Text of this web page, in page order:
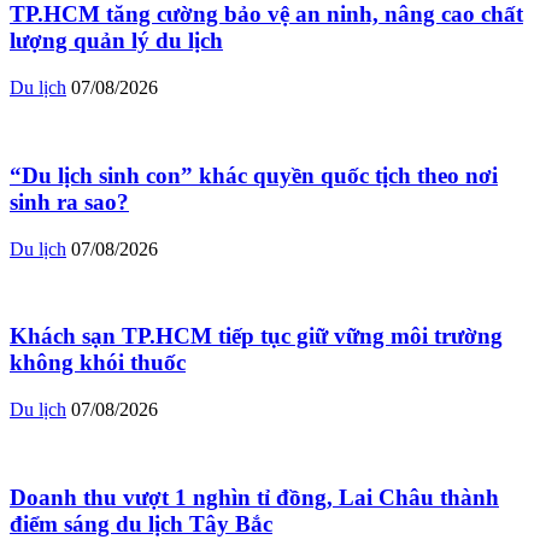
TP.HCM tăng cường bảo vệ an ninh, nâng cao chất
lượng quản lý du lịch
Du lịch 07/08/2026
“Du lịch sinh con” khác quyền quốc tịch theo nơi
sinh ra sao?
Du lịch 07/08/2026
Khách sạn TP.HCM tiếp tục giữ vững môi trường
không khói thuốc
Du lịch 07/08/2026
Doanh thu vượt 1 nghìn tỉ đồng, Lai Châu thành
điểm sáng du lịch Tây Bắc